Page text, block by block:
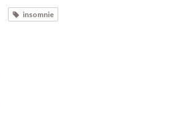
insomnie